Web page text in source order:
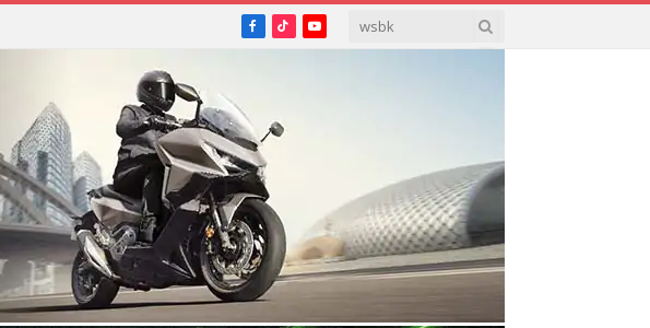
Facebook
TikTokYouTube